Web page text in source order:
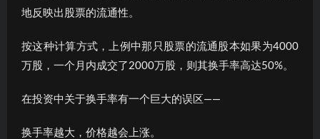
地反映出股票的流通性。
按这种计算方式，上例中那只股票的流通股本如果为4000
万股，一个月内成交了2000万股，则其换手率高达50%。
在投资中关于换手率有一个巨大的误区——
换手率越大，价格越会上涨。